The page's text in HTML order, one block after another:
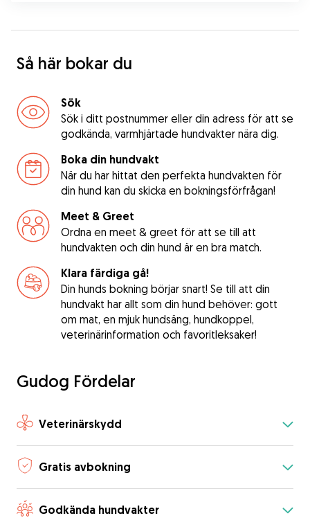
Så här bokar du
Sök
Sök i ditt postnummer eller din adress för att se
godkända, varmhjärtade hundvakter nära dig.
Boka din hundvakt
När du har hittat den perfekta hundvakten för
din hund kan du skicka en bokningsförfrågan!
Meet & Greet
Ordna en meet & greet för att se till att
hundvakten och din hund är en bra match.
Klara färdiga gå!
Din hunds bokning börjar snart! Se till att din
hundvakt har allt som din hund behöver: gott
om mat, en mjuk hundsäng, hundkoppel,
veterinärinformation och favoritleksaker!
Gudog Fördelar
Veterinärskydd
Gratis avbokning
Godkända hundvakter